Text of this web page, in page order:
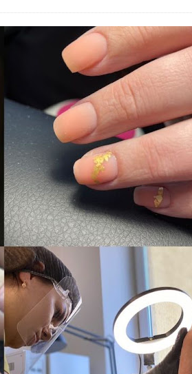
училище №19 в межах
50% на ВСІ навчальні програми!
десантника, який рятував
З досвідом роботи.
а зараз…'': історії бійців, які
на 👻 Halloween IT-party!
34 млн грн у Дніпровській міськраді
підпалювачів, які за гроші рф
– ексклюзивні фото та відео СБУ